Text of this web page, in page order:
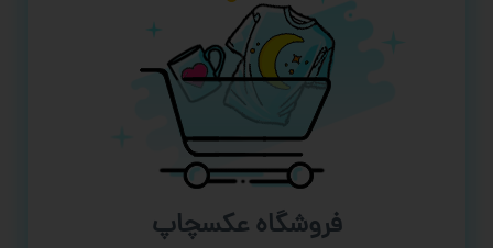
فروشگاه عکسچاپ